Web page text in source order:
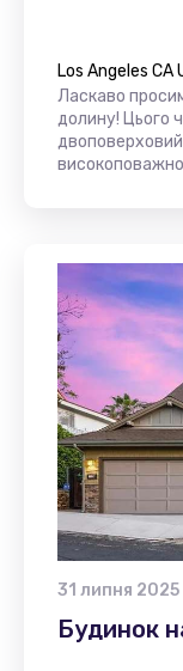
Los Angeles CA
Ласкаво
долину! Цього
31 липня 2025
Будинок